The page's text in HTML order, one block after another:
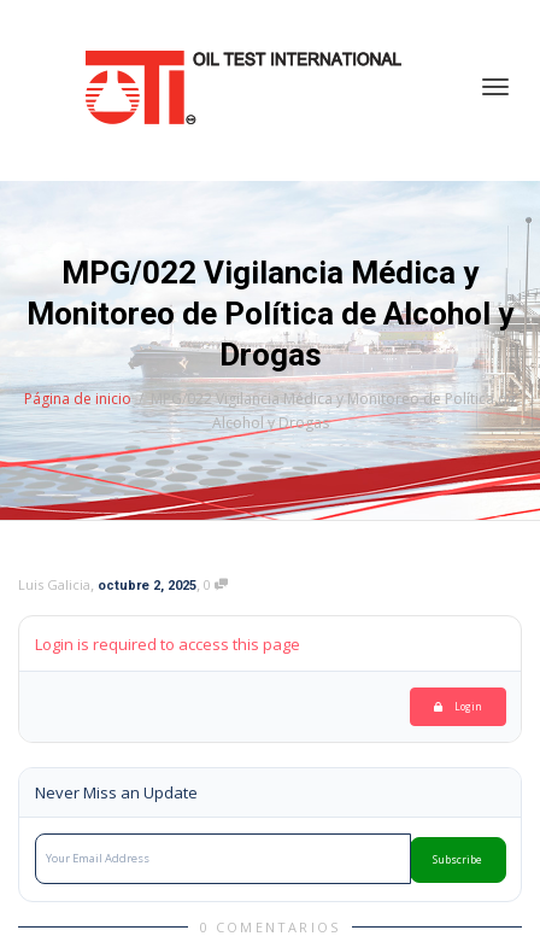
MPG/022 Vigilancia Médica y
Monitoreo de Política de Alcohol y
Drogas
Página de inicio
MPG/022 Vigilancia Médica y Monitoreo de Política de
Alcohol y Drogas
Luis Galicia, octubre 2, 2025, 0
Login is required to access this page
Login
Never Miss an Update
Subscribe
0 COMENTARIOS